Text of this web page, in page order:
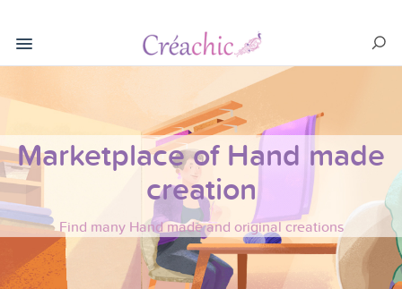
Marketplace of Hand made
creation
Find many Hand made and original creations